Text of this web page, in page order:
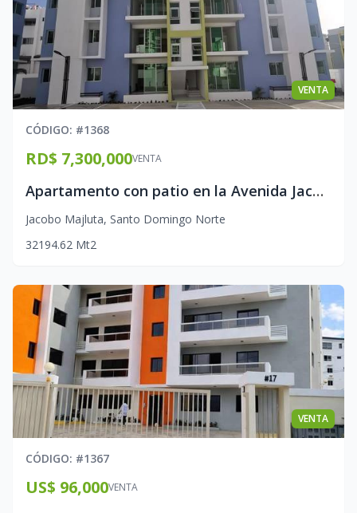
VENTA
CÓDIGO: #1368
VENTA
RD$ 7,300,000
Apartamento con patio en la Avenida Jacobo Majluta
Jacobo Majluta, Santo Domingo Norte
32194.62 Mt2
VENTA
CÓDIGO: #1367
VENTA
US$ 96,000